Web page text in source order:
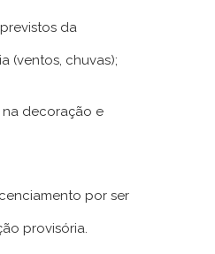
da
(ventos, chuvas);
na decoração e
por ser
provisória.